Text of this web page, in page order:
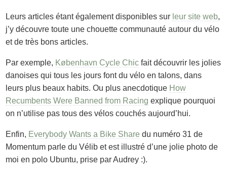
Leurs articles étant également disponibles sur leur site web,
j’y découvre toute une chouette communauté autour du vélo
et de très bons articles.
Par exemple, København Cycle Chic fait découvrir les jolies
danoises qui tous les jours font du vélo en talons, dans
leurs plus beaux habits. Ou plus anecdotique How
Recumbents Were Banned from Racing explique pourquoi
on n’utilise pas tous des vélos couchés aujourd’hui.
Enfin, Everybody Wants a Bike Share du numéro 31 de
Momentum parle du Vélib et est illustré d’une jolie photo de
moi en polo Ubuntu, prise par Audrey :).